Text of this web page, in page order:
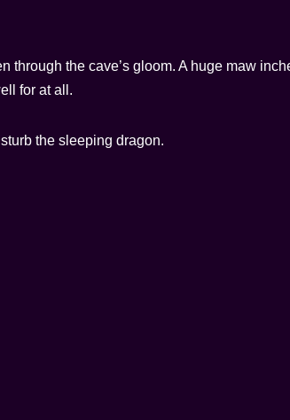
through the cave’s gloom. A huge maw
for at all.
the sleeping dragon.